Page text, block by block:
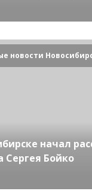
начал
Сергея Бойко